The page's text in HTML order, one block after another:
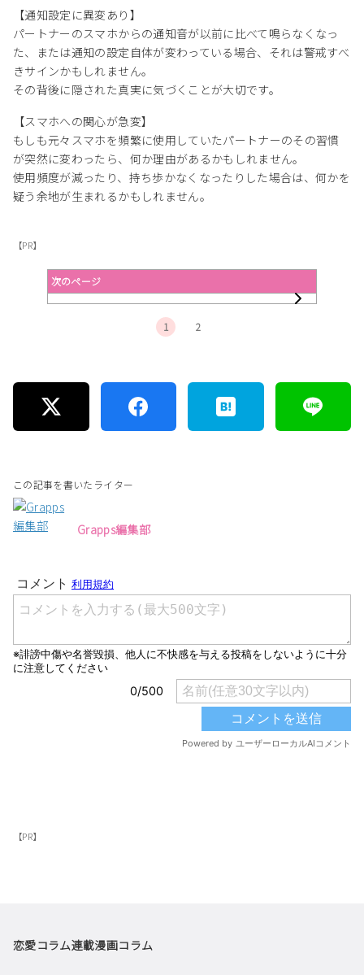
【通知設定に異変あり】
パートナーのスマホからの通知音が以前に比べて鳴らなくなっ
た、または通知の設定自体が変わっている場合、それは警戒すべ
きサインかもしれません。
その背後に隠された真実に気づくことが大切です。
【スマホへの関心が急変】
もしも元々スマホを頻繁に使用していたパートナーのその習慣
が突然に変わったら、何か理由があるかもしれません。
使用頻度が減ったり、持ち歩かなくなったりした場合は、何かを
疑う余地が生まれるかもしれません。
【PR】
次のページ
1 2
この記事を書いたライター
Grapps編集部
【PR】
恋愛コラム連載漫画コラム